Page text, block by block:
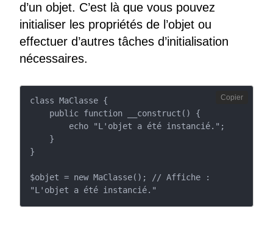
d’un objet. C’est là que vous pouvez
initialiser les propriétés de l’objet ou
effectuer d’autres tâches d’initialisation
nécessaires.
class MaClasse {
}
$objet = new MaClasse(); // Affiche :
"L'objet a été instancié."
Copier